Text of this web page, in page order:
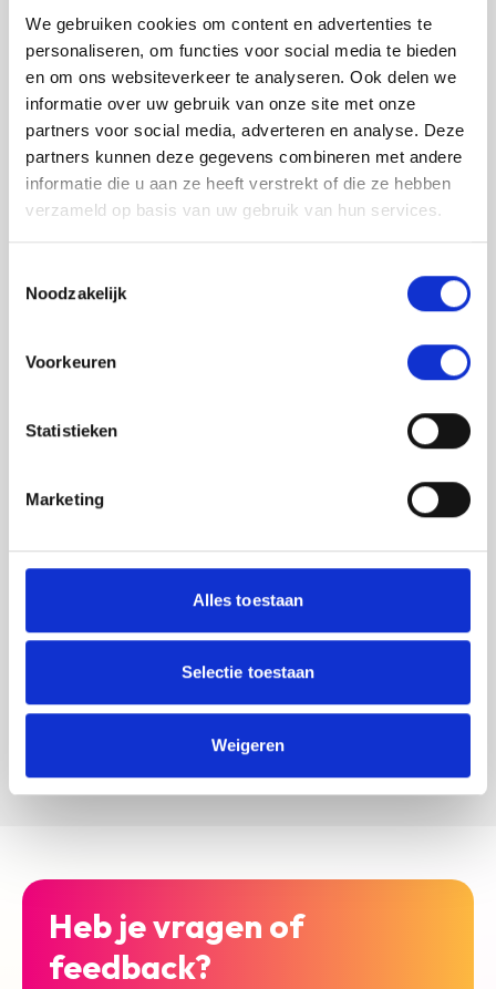
We gebruiken cookies om content en advertenties te
personaliseren, om functies voor social media te bieden
en om ons websiteverkeer te analyseren. Ook delen we
informatie over uw gebruik van onze site met onze
partners voor social media, adverteren en analyse. Deze
partners kunnen deze gegevens combineren met andere
informatie die u aan ze heeft verstrekt of die ze hebben
verzameld op basis van uw gebruik van hun services.
Noodzakelijk
Voorkeuren
Statistieken
Marketing
Alles toestaan
Selectie toestaan
Weigeren
Jouw feedback wordt verwerkt door de
adviseurs van het team richtlijnen NCJ. Als zij
feedback meegenomen wordt met de
Ik ga akkoord dat mijn gegevens
worden gedeeld met de
zijn bij deze JGZ-richtlijn.
Versturen
Heb je vragen of
feedback?